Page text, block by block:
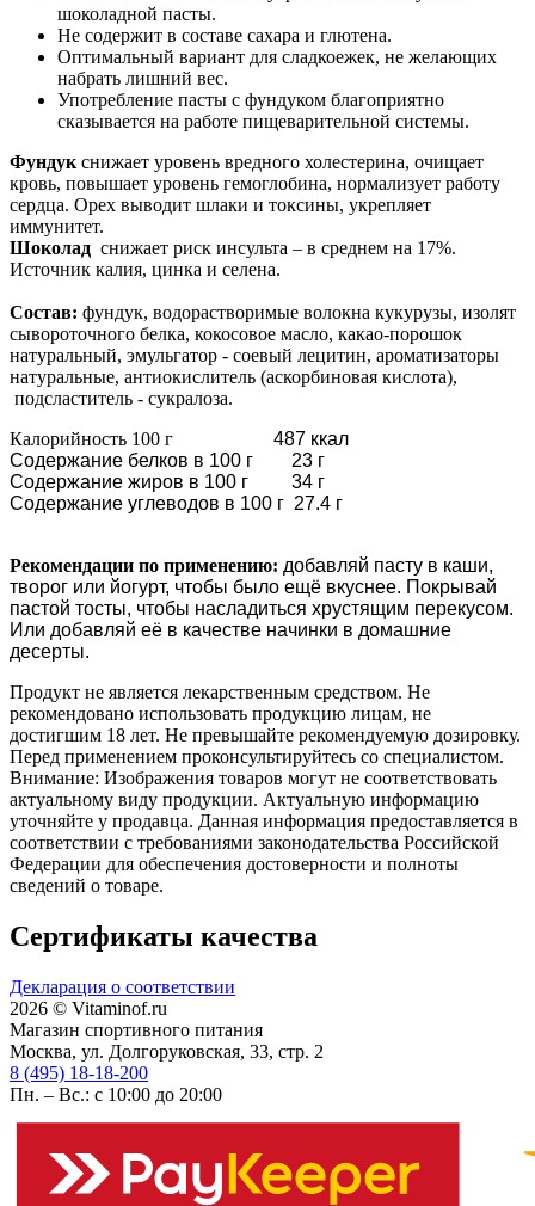
шоколадной пасты.
Не содержит в составе сахара и глютена.
Оптимальный вариант для сладкоежек, не желающих
набрать лишний вес.
Употребление пасты с фундуком благоприятно
сказывается на работе пищеварительной системы.
Фундук снижает уровень вредного холестерина, очищает
кровь, повышает уровень гемоглобина, нормализует работу
сердца. Орех выводит шлаки и токсины, укрепляет
иммунитет.
Шоколад снижает риск инсульта – в среднем на 17%.
Источник калия, цинка и селена.
Состав: фундук, водорастворимые волокна кукурузы, изолят
сывороточного белка, кокосовое масло, какао-порошок
натуральный, эмульгатор - соевый лецитин, ароматизаторы
натуральные, антиокислитель (аскорбиновая кислота),
подсластитель - сукралоза.
Калорийность 100 г 487 ккал
Содержание белков в 100 г 23 г
Содержание жиров в 100 г 34 г
Содержание углеводов в 100 г 27.4 г
Рекомендации по применению: ​добавляй пасту в каши,
творог или йогурт, чтобы было ещё вкуснее. Покрывай
пастой тосты, чтобы насладиться хрустящим перекусом.
Или добавляй её в качестве начинки в домашние
десерты.
Продукт не является лекарственным средством. Не
рекомендовано использовать продукцию лицам, не
достигшим 18 лет. Не превышайте рекомендуемую дозировку.
Перед применением проконсультируйтесь со специалистом.
Внимание: Изображения товаров могут не соответствовать
актуальному виду продукции. Актуальную информацию
уточняйте у продавца. Данная информация предоставляется в
соответствии с требованиями законодательства Российской
Федерации для обеспечения достоверности и полноты
сведений о товаре.
Сертификаты качества
Декларация о соответствии
2026 © Vitaminof.ru
Магазин спортивного питания
Москва, ул. Долгоруковская, 33, стр. 2
8 (495) 18-18-200
Пн. – Вс.: с 10:00 до 20:00